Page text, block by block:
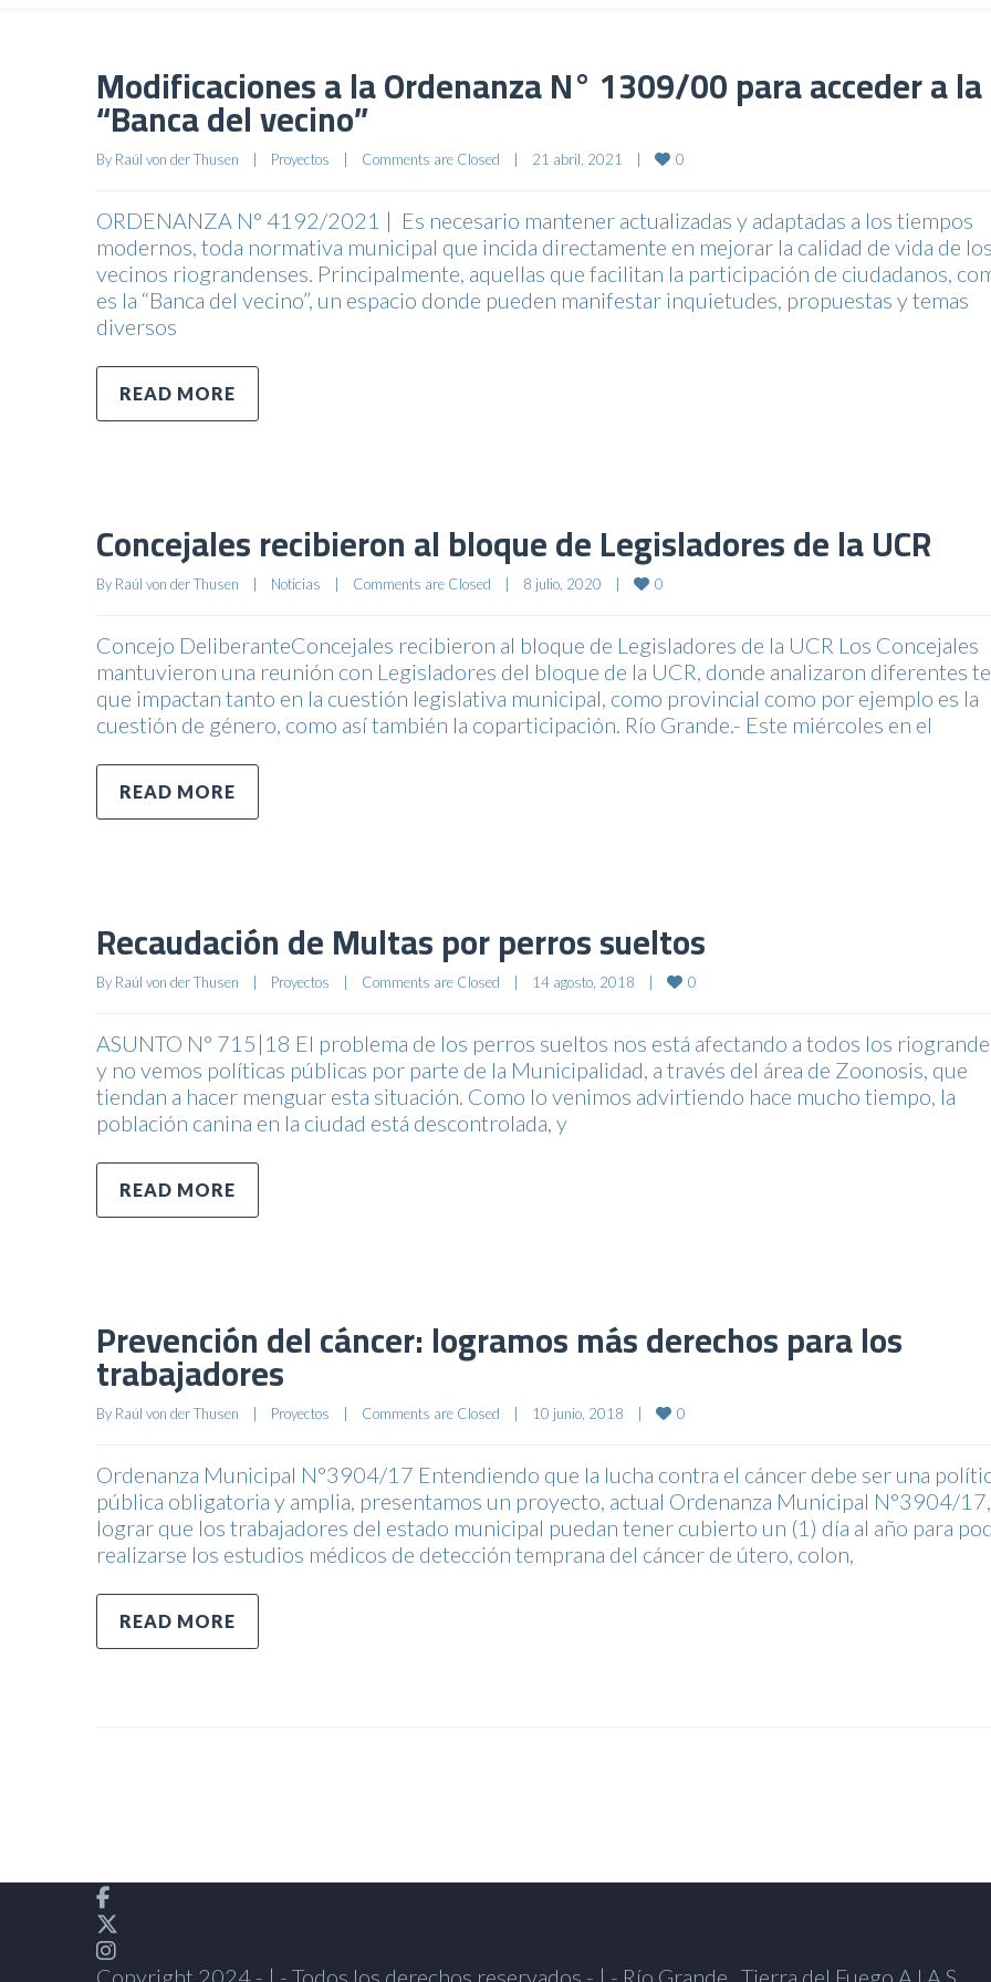
Modificaciones a la Ordenanza N° 1309/00 para acceder a la
“Banca del vecino”
By Raúl von der Thusen Proyectos Comments are Closed 21 abril, 2021 0
ORDENANZA N° 4192/2021 | Es necesario mantener actualizadas y adaptadas a los tiempos
modernos, toda normativa municipal que incida directamente en mejorar la calidad de vida de
vecinos riograndenses. Principalmente, aquellas que facilitan la participación de ciudadanos,
es la “Banca del vecino”, un espacio donde pueden manifestar inquietudes, propuestas y temas
diversos
READ MORE
Concejales recibieron al bloque de Legisladores de la UCR
By Raúl von der Thusen Noticias Comments are Closed 8 julio, 2020 0
Concejo DeliberanteConcejales recibieron al bloque de Legisladores de la UCR Los Concejales
mantuvieron una reunión con Legisladores del bloque de la UCR, donde analizaron diferentes
que impactan tanto en la cuestión legislativa municipal, como provincial como por ejemplo es la
cuestión de género, como así también la coparticipación. Río Grande.- Este miércoles en el
READ MORE
Recaudación de Multas por perros sueltos
By Raúl von der Thusen Proyectos Comments are Closed 14 agosto, 2018 0
ASUNTO N° 715|18 El problema de los perros sueltos nos está afectando a todos los
y no vemos políticas públicas por parte de la Municipalidad, a través del área de Zoonosis, que
tiendan a hacer menguar esta situación. Como lo venimos advirtiendo hace mucho tiempo, la
población canina en la ciudad está descontrolada, y
READ MORE
Prevención del cáncer: logramos más derechos para los
trabajadores
By Raúl von der Thusen Proyectos Comments are Closed 10 junio, 2018 0
Ordenanza Municipal N°3904/17 Entendiendo que la lucha contra el cáncer debe ser una
pública obligatoria y amplia, presentamos un proyecto, actual Ordenanza Municipal N°3904/
lograr que los trabajadores del estado municipal puedan tener cubierto un (1) día al año para
realizarse los estudios médicos de detección temprana del cáncer de útero, colon,
READ MORE
Copyright 2024 - | - Todos los derechos reservados - | - Río Grande , Tierra del Fuego A.I.A.S